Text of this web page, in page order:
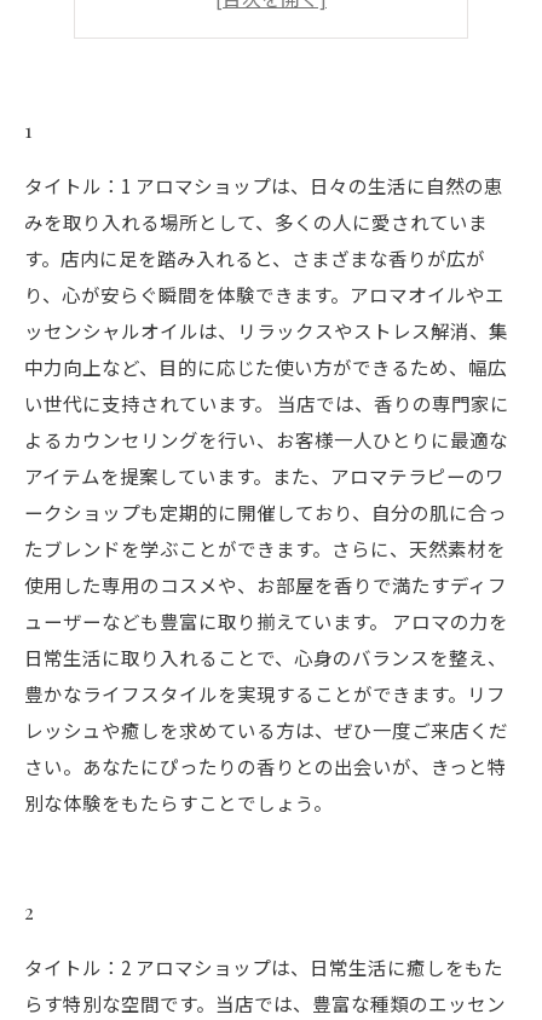
1
タイトル：1 アロマショップは、日々の生活に自然の恵
みを取り入れる場所として、多くの人に愛されていま
す。店内に足を踏み入れると、さまざまな香りが広が
り、心が安らぐ瞬間を体験できます。アロマオイルやエ
ッセンシャルオイルは、リラックスやストレス解消、集
中力向上など、目的に応じた使い方ができるため、幅広
い世代に支持されています。 当店では、香りの専門家に
よるカウンセリングを行い、お客様一人ひとりに最適な
アイテムを提案しています。また、アロマテラピーのワ
ークショップも定期的に開催しており、自分の肌に合っ
たブレンドを学ぶことができます。さらに、天然素材を
使用した専用のコスメや、お部屋を香りで満たすディフ
ューザーなども豊富に取り揃えています。 アロマの力を
日常生活に取り入れることで、心身のバランスを整え、
豊かなライフスタイルを実現することができます。リフ
レッシュや癒しを求めている方は、ぜひ一度ご来店くだ
さい。あなたにぴったりの香りとの出会いが、きっと特
別な体験をもたらすことでしょう。
2
タイトル：2 アロマショップは、日常生活に癒しをもた
らす特別な空間です。当店では、豊富な種類のエッセン